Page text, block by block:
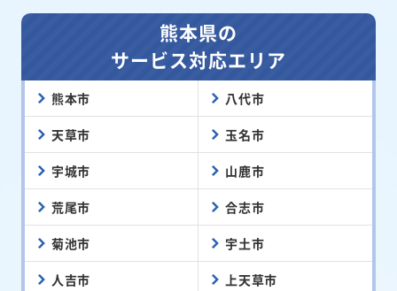
熊本県の
サービス対応エリア
熊本市 八代市
天草市 玉名市
宇城市 山鹿市
荒尾市 合志市
菊池市 宇土市
人吉市 上天草市